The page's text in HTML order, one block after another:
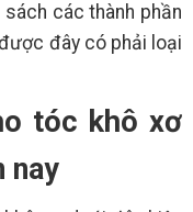
các thành phần
đây có phải loại
tóc khô xơ
nay